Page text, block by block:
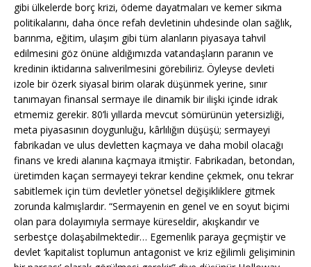
gibi ülkelerde borç krizi, ödeme dayatmaları ve kemer sıkma
politikalarını, daha önce refah devletinin uhdesinde olan sağlık,
barınma, eğitim, ulaşım gibi tüm alanların piyasaya tahvil
edilmesini göz önüne aldığımızda vatandaşların paranın ve
kredinin iktidarına salıverilmesini görebiliriz. Öyleyse devleti
izole bir özerk siyasal birim olarak düşünmek yerine, sınır
tanımayan finansal sermaye ile dinamik bir ilişki içinde idrak
etmemiz gerekir. 80’li yıllarda mevcut sömürünün yetersizliği,
meta piyasasının doygunluğu, kârlılığın düşüşü; sermayeyi
fabrikadan ve ulus devletten kaçmaya ve daha mobil olacağı
finans ve kredi alanına kaçmaya itmiştir. Fabrikadan, betondan,
üretimden kaçan sermayeyi tekrar kendine çekmek, onu tekrar
sabitlemek için tüm devletler yönetsel değişikliklere gitmek
zorunda kalmışlardır. “Sermayenin en genel ve en soyut biçimi
olan para dolayımıyla sermaye küreseldir, akışkandır ve
serbestçe dolaşabilmektedir… Egemenlik paraya geçmiştir ve
devlet ‘kapitalist toplumun antagonist ve kriz eğilimli gelişiminin